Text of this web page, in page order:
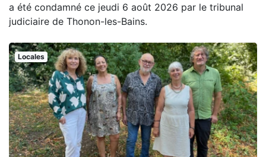
a été condamné ce jeudi 6 août 2026 par le tribunal
judiciaire de Thonon-les-Bains.
Locales